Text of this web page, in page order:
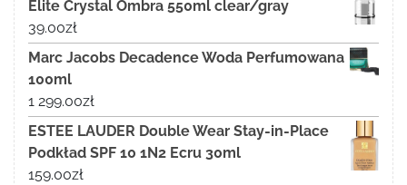
Elite Crystal Ombra 550ml clear/gray
39.00zł
Marc Jacobs Decadence Woda Perfumowana
100ml
1 299.00zł
ESTEE LAUDER Double Wear Stay-in-Place
Podkład SPF 10 1N2 Ecru 30ml
159.00zł